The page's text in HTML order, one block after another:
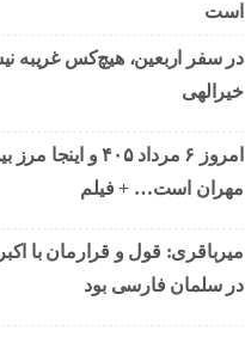
است
در سفر اربعین، هیچ‌کس غریبه
خیرالهی
امروز ۶ مرداد ۴۰۵ و
مهران است… + فیلم
میرباقری: قول و قرارمان با
در سلمان فارسی بود